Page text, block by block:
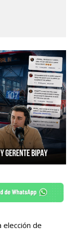
elección de